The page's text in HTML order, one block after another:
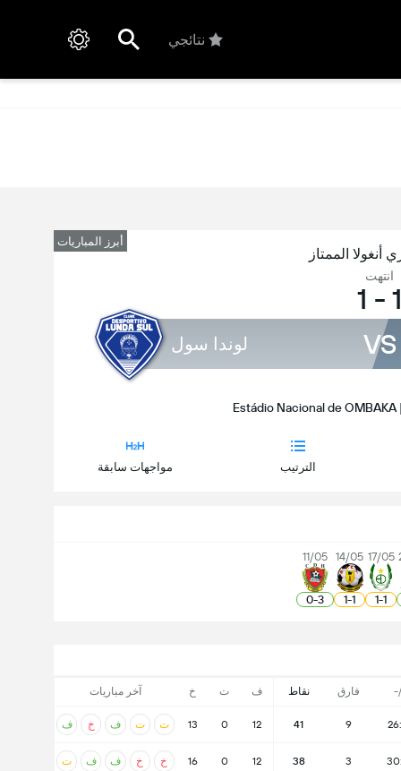
نتائجي
أبرز المباريات
أنغولا الممتاز
انتهت
1
-
1
VS لوندا سول
الترتيب مواجهات سابقة
17/05
1
-
1
14/05
1
-
1
11/05
3
-
0
فارق نقاط ف ت خ آخر مباريات
9
41
12
0
13 ت ت ف خ ف
3
38
12
0
16 خ خ ف ف ت